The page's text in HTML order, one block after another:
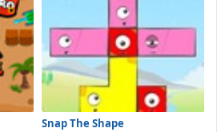
Snap The Shape